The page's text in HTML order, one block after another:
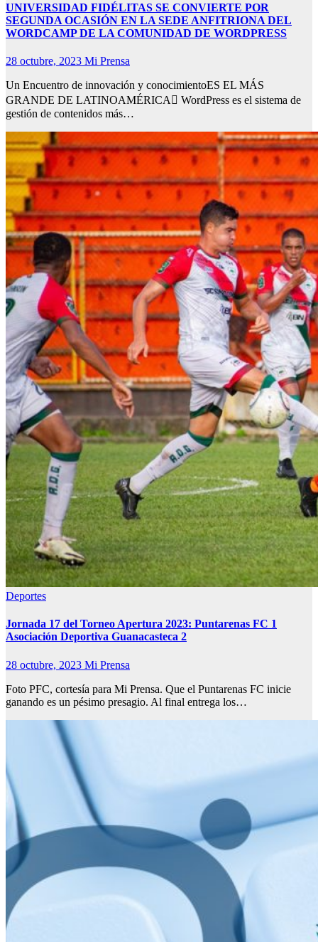
UNIVERSIDAD FIDÉLITAS SE CONVIERTE POR
SEGUNDA OCASIÓN EN LA SEDE ANFITRIONA DEL
WORDCAMP DE LA COMUNIDAD DE WORDPRESS
28 octubre, 2023 Mi Prensa
Un Encuentro de innovación y conocimientoES EL MÁS
GRANDE DE LATINOAMÉRICA WordPress es el sistema de
gestión de contenidos más…
Deportes
Jornada 17 del Torneo Apertura 2023: Puntarenas FC 1
Asociación Deportiva Guanacasteca 2
28 octubre, 2023 Mi Prensa
Foto PFC, cortesía para Mi Prensa. Que el Puntarenas FC inicie
ganando es un pésimo presagio. Al final entrega los…